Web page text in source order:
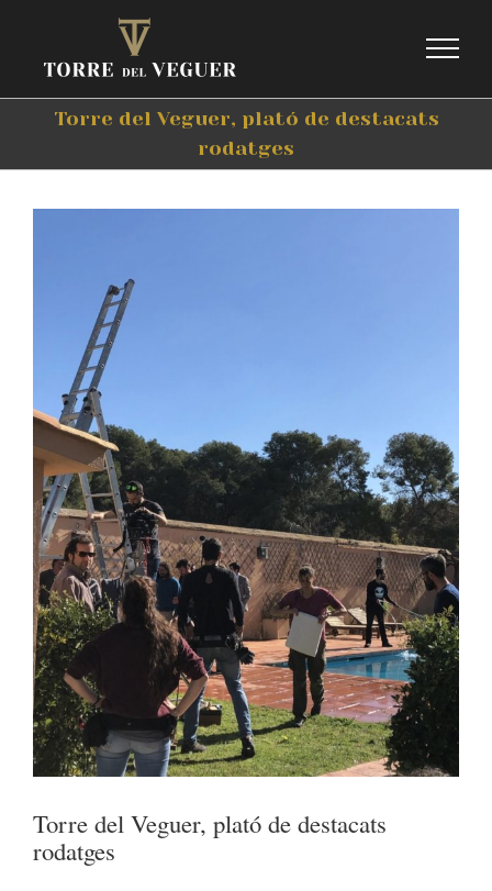
Torre del Veguer, plató de destacats
rodatges
Torre del Veguer, plató de destacats
rodatges